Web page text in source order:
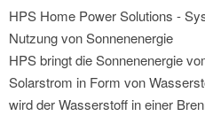
HPS Home Power Solutions -
Nutzung von Sonnenenergie
HPS bringt die Sonnenenergie
Solarstrom in Form von
wird der Wasserstoff in einer